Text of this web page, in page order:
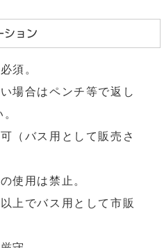
ション
須。
場合はペンチ等で返し
（バス用として販売さ
使用は禁止。
上でバス用として市販